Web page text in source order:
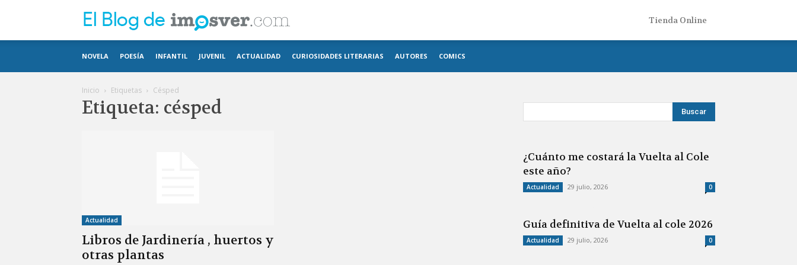
imosver
Tienda Online
NOVELA POESÍA INFANTIL JUVENIL ACTUALIDAD CURIOSIDADES LITERARIAS AUTORES COMICS
Inicio Etiquetas Césped
Etiqueta: césped
Actualidad
Libros de Jardinería , huertos y
otras plantas
¿Cuánto me costará la Vuelta al Cole
este año?
Actualidad 29 julio, 2026 0
Guía definitiva de Vuelta al cole 2026
Actualidad 29 julio, 2026 0